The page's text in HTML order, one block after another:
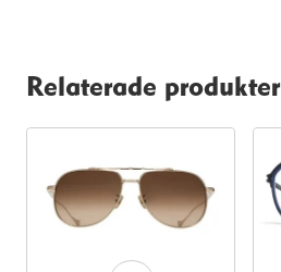
Relaterade produkter